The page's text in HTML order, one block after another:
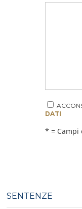
DATI
* = Campi
SENTENZE